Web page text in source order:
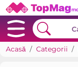
Acasă Categorii